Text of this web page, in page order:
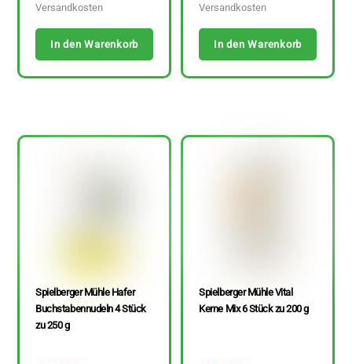
Versandkosten
In den Warenkorb
Versandkosten
In den Warenkorb
Spielberger Mühle Hafer
Buchstabennudeln 4 Stück
zu 250 g
Spielberger Mühle Vital
Kerne Mix 6 Stück zu 200 g